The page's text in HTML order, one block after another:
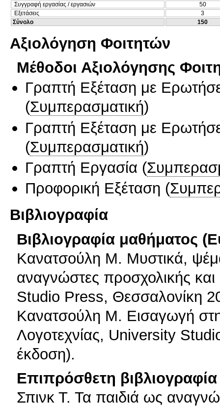
Συγγραφή εργασίας / εργασιών
50
Εξετάσεις
3
Σύνολο
150
Αξιολόγηση Φοιτητών
Μέθοδοι Αξιολόγησης
Γραπτή Εξέταση με
(Συμπερασματική)
Γραπτή Εξέταση με
(Συμπερασματική)
Γραπτή Εργασία (
Προφορική Εξέταση (
Βιβλιογραφία
Βιβλιογραφία μαθήματος
Κανατσούλη Μ. Μυστικά,
αναγνώστες προσχολικής
Studio Press, Θεσσαλονίκη
Κανατσούλη Μ. Εισαγωγή στη
Λογοτεχνίας, University
έκδοση).
Επιπρόσθετη βιβλιογραφία
Σπινκ Τ. Τα παιδιά ως